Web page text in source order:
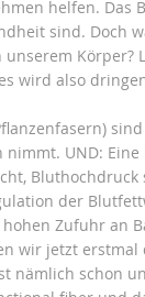
helfen. Das
sind. Doch
Körper?
wird also
UND:
der
Zufuhr an
wir jetzt erstmal
nämlich schon